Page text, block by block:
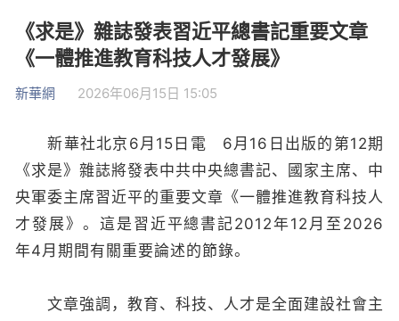
《求是》雜誌發表習近平總書記重要文章
《一體推進教育科技人才發展》
新華網 2026年06月15日 15:05
新華社北京6月15日電 6月16日出版的第12期
《求是》雜誌將發表中共中央總書記、國家主席、中
央軍委主席習近平的重要文章《一體推進教育科技人
才發展》。這是習近平總書記2012年12月至2026
年4月期間有關重要論述的節錄。
文章強調，教育、科技、人才是全面建設社會主